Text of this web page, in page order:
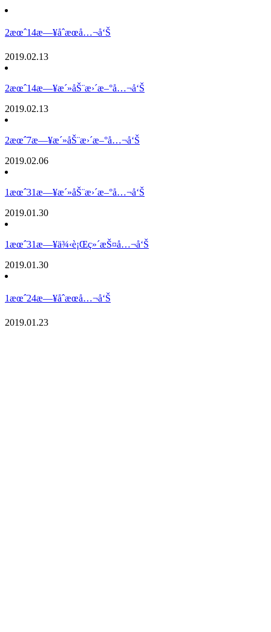
2æœˆ14æ—¥åˆæœå…¬å‘Š
2019.02.13
2æœˆ14æ—¥æ´»åŠ¨æ›´æ–°å…¬å‘Š
2019.02.13
2æœˆ7æ—¥æ´»åŠ¨æ›´æ–°å…¬å‘Š
2019.02.06
1æœˆ31æ—¥æ´»åŠ¨æ›´æ–°å…¬å‘Š
2019.01.30
1æœˆ31æ—¥ä¾‹è¡Œç»´æŠ¤å…¬å‘Š
2019.01.30
1æœˆ24æ—¥åˆæœå…¬å‘Š
2019.01.23